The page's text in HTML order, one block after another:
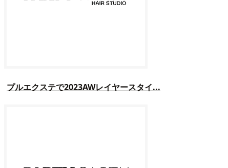
プルエクステで2023AWレイヤースタイ...